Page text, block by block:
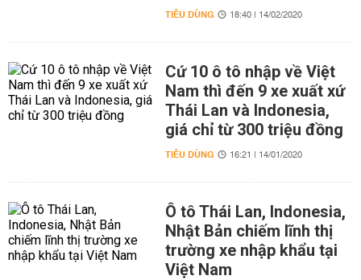
TIÊU DÙNG 18:40 | 14/02/2020
Cứ 10 ô tô nhập về Việt
Nam thì đến 9 xe xuất xứ
Thái Lan và Indonesia,
giá chỉ từ 300 triệu đồng
TIÊU DÙNG 16:21 | 14/01/2020
Ô tô Thái Lan, Indonesia,
Nhật Bản chiếm lĩnh thị
trường xe nhập khẩu tại
Việt Nam